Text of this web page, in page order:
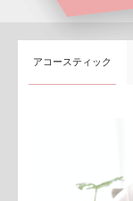
アコースティック